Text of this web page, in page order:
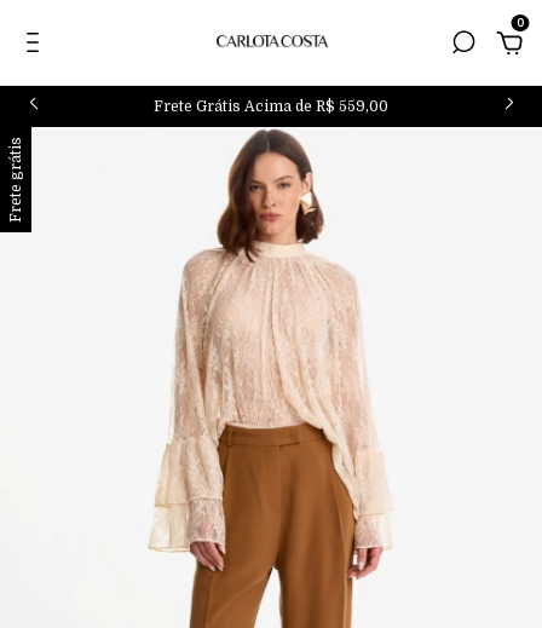
0
Frete Grátis Acima de R$ 559,00
Frete grátis